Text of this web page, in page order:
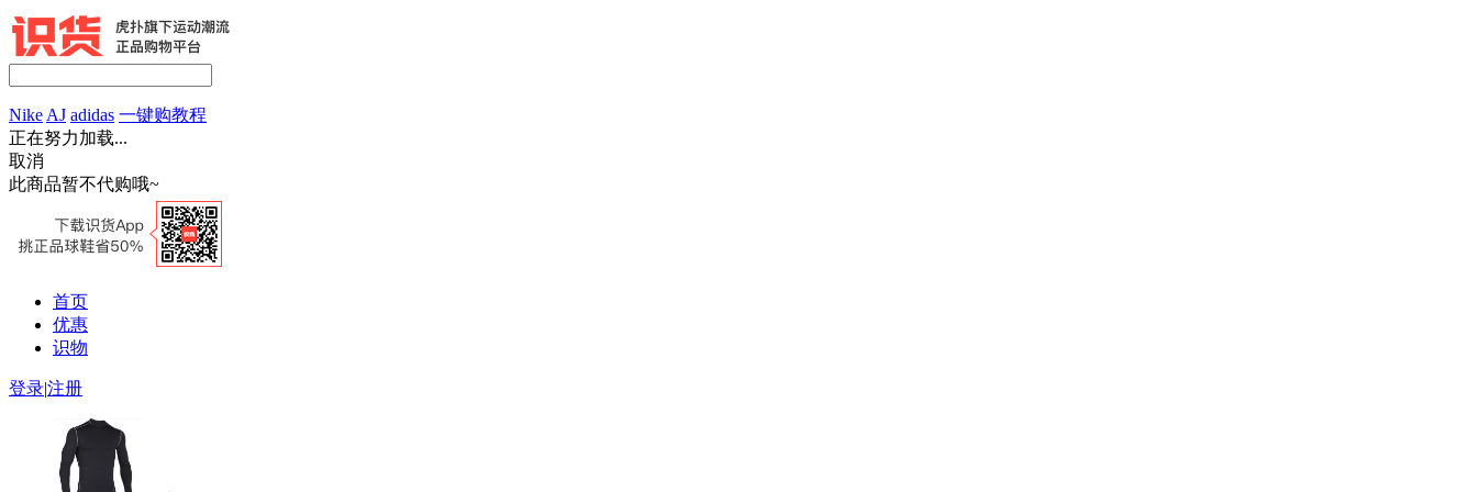
Nike AJ adidas 一键购教程
正在努力加载...
取消
此商品暂不代购哦~
首页
优惠
识物
登录|注册